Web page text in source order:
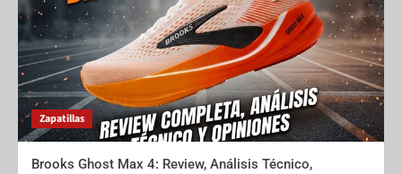
Zapatillas
Brooks Ghost Max 4: Review, Análisis Técnico,